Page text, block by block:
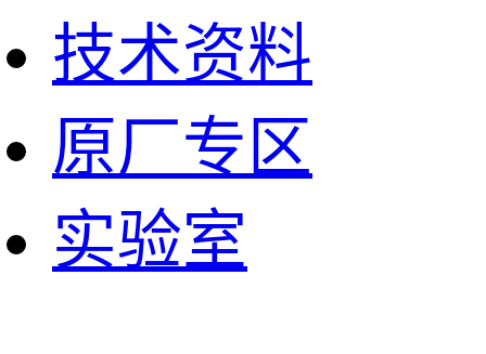
技术资料
原厂专区
实验室